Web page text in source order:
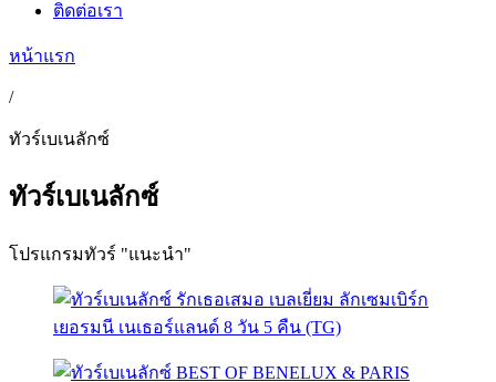
ติดต่อเรา
หน้าแรก
/
ทัวร์เบเนลักซ์
ทัวร์เบเนลักซ์
โปรแกรมทัวร์ "แนะนำ"